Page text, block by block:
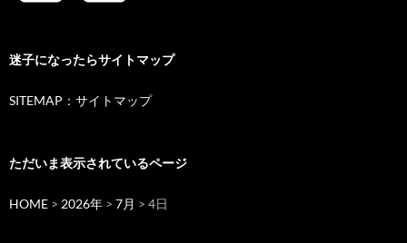
迷子になったらサイトマップ
SITEMAP：サイトマップ
ただいま表示されているページ
HOME > 2026年 > 7月 > 4日